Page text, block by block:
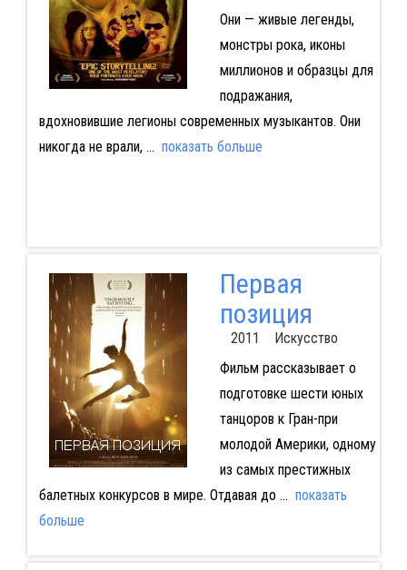
Они — живые легенды,
монстры рока, иконы
миллионов и образцы для
подражания,
вдохновившие легионы современных музыкантов. Они
никогда не врали, ... показать больше
Первая
позиция
2011 Искусство
Фильм рассказывает о
подготовке шести юных
танцоров к Гран-при
молодой Америки, одному
из самых престижных
балетных конкурсов в мире. Отдавая до ... показать
больше